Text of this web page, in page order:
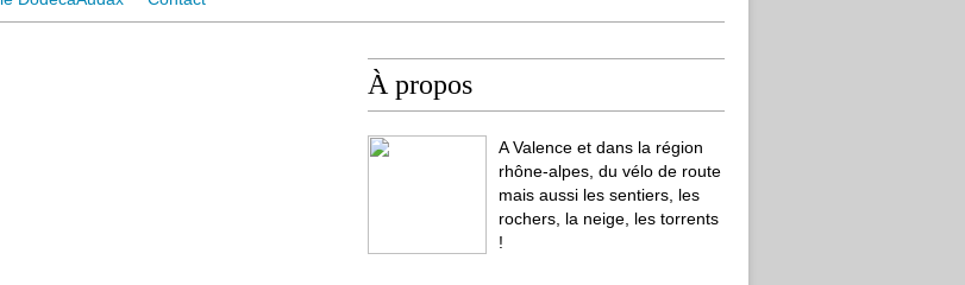
À propos
A Valence et dans la région
rhône-alpes, du vélo de route
mais aussi les sentiers, les
rochers, la neige, les torrents
!